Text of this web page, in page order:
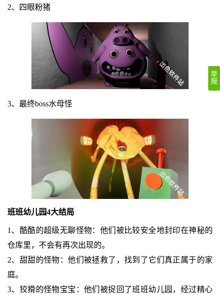
2、四眼粉猪
3、最终boss水母怪
班班幼儿园4大结局
1、酷酷的超级无聊怪物：他们被比较安全地封印在神秘的
仓库里，不会有再次出现的。
2、甜甜的怪物：他们被拯救了，找到了它们真正属于的家
庭。
3、狡猾的怪物宝宝：他们被捉回了班班幼儿园，经过精心
举
报